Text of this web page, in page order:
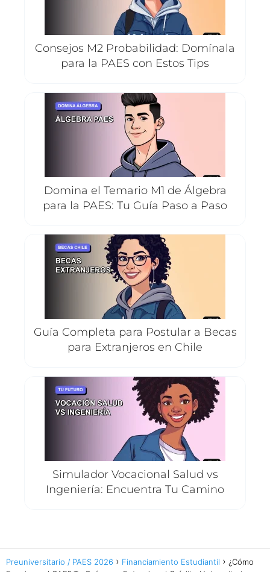
Consejos M2 Probabilidad: Domínala
para la PAES con Estos Tips
Domina el Temario M1 de Álgebra
para la PAES: Tu Guía Paso a Paso
Guía Completa para Postular a Becas
para Extranjeros en Chile
Simulador Vocacional Salud vs
Ingeniería: Encuentra Tu Camino
Preuniversitario / PAES 2026 Financiamiento Estudiantil
¿Cómo